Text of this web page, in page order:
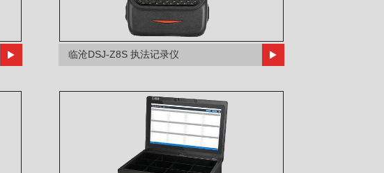
临沧DSJ-Z8S 执法记录仪